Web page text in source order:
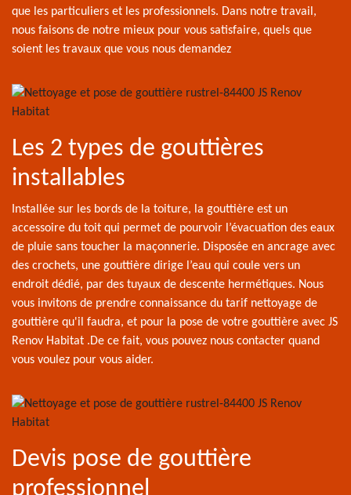
que les particuliers et les professionnels. Dans notre travail,
nous faisons de notre mieux pour vous satisfaire, quels que
soient les travaux que vous nous demandez
Les 2 types de gouttières
installables
Installée sur les bords de la toiture, la gouttière est un
accessoire du toit qui permet de pourvoir l’évacuation des eaux
de pluie sans toucher la maçonnerie. Disposée en ancrage avec
des crochets, une gouttière dirige l’eau qui coule vers un
endroit dédié, par des tuyaux de descente hermétiques. Nous
vous invitons de prendre connaissance du tarif nettoyage de
gouttière qu'il faudra, et pour la pose de votre gouttière avec JS
Renov Habitat .De ce fait, vous pouvez nous contacter quand
vous voulez pour vous aider.
Devis pose de gouttière
professionnel